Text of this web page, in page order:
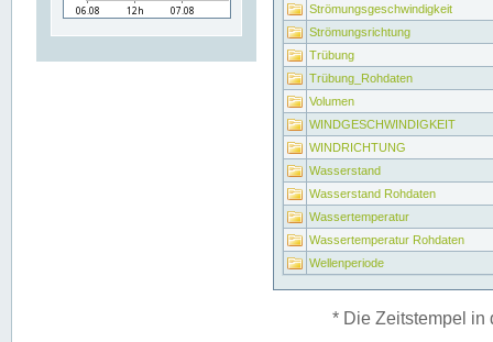
Strömungsgeschwindigkeit
Strömungsrichtung
Trübung
Trübung_Rohdaten
Volumen
WINDGESCHWINDIGKEIT
WINDRICHTUNG
Wasserstand
Wasserstand Rohdaten
Wassertemperatur
Wassertemperatur Rohdaten
Wellenperiode
* Die Zeitstempel in